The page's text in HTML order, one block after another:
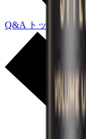
Q&A トップに戻る